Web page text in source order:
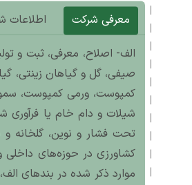
معرفی شرکت اطلاعات
الف- اصلاح، معرفی، ثبت و
صیفی، گل و گیاهان زینتی،
کمپوست، ورمی کمپوست،
شیلات و دام خام یا فرآوری
تحت فشار و نوین، گلخانه
کشاورزی در حوزه‌های داخلی
موارد ذکر شده در بندهای